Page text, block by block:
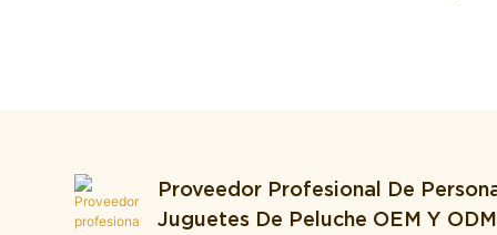
Proveedor Profesional De
Juguetes De Peluche OEM Y